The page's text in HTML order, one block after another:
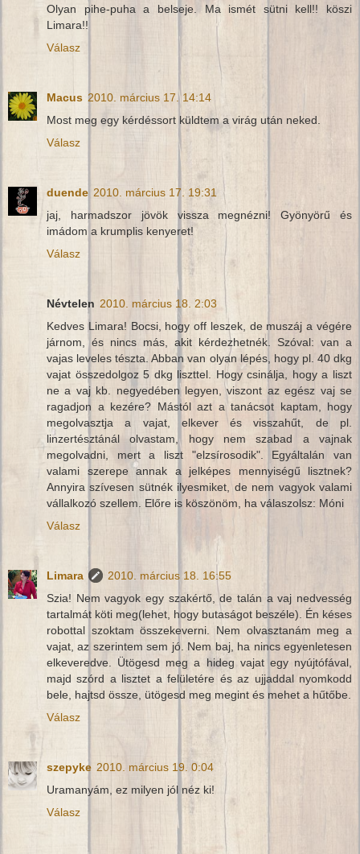
Olyan pihe-puha a belseje. Ma ismét sütni kell!! köszi
Limara!!
Válasz
Macus 2010. március 17. 14:14
Most meg egy kérdéssort küldtem a virág után neked.
Válasz
duende 2010. március 17. 19:31
jaj, harmadszor jövök vissza megnézni! Gyönyörű és
imádom a krumplis kenyeret!
Válasz
Névtelen 2010. március 18. 2:03
Kedves Limara! Bocsi, hogy off leszek, de muszáj a végére
járnom, és nincs más, akit kérdezhetnék. Szóval: van a
vajas leveles tészta. Abban van olyan lépés, hogy pl. 40 dkg
vajat összedolgoz 5 dkg liszttel. Hogy csinálja, hogy a liszt
ne a vaj kb. negyedében legyen, viszont az egész vaj se
ragadjon a kezére? Mástól azt a tanácsot kaptam, hogy
megolvasztja a vajat, elkever és visszahűt, de pl.
linzertésztánál olvastam, hogy nem szabad a vajnak
megolvadni, mert a liszt "elzsírosodik". Egyáltalán van
valami szerepe annak a jelképes mennyiségű lisztnek?
Annyira szívesen sütnék ilyesmiket, de nem vagyok valami
vállalkozó szellem. Előre is köszönöm, ha válaszolsz: Móni
Válasz
Limara
2010. március 18. 16:55
Szia! Nem vagyok egy szakértő, de talán a vaj nedvesség
tartalmát köti meg(lehet, hogy butaságot beszéle). Én késes
robottal szoktam összekeverni. Nem olvasztanám meg a
vajat, az szerintem sem jó. Nem baj, ha nincs egyenletesen
elkeveredve. Ütögesd meg a hideg vajat egy nyújtófával,
majd szórd a lisztet a felületére és az ujjaddal nyomkodd
bele, hajtsd össze, ütögesd meg megint és mehet a hűtőbe.
Válasz
szepyke 2010. március 19. 0:04
Uramanyám, ez milyen jól néz ki!
Válasz